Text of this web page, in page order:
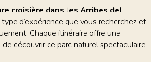
croisière dans les Arribes del
d’expérience que vous recherchez et
Chaque itinéraire offre une
découvrir ce parc naturel spectaculaire